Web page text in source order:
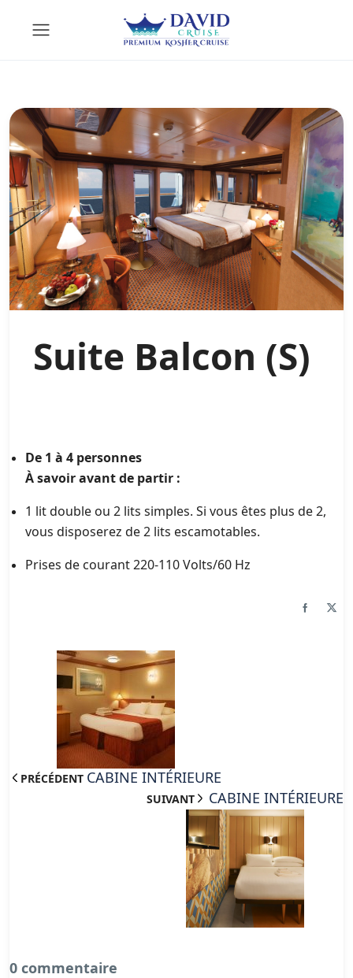
Suite Balcon (S)
De 1 à 4 personnes
À savoir avant de partir :
1 lit double ou 2 lits simples. Si vous êtes plus de 2,
vous disposerez de 2 lits escamotables.
Prises de courant 220-110 Volts/60 Hz
PRÉCÉDENT CABINE INTÉRIEURE
SUIVANT CABINE INTÉRIEURE
0 commentaire